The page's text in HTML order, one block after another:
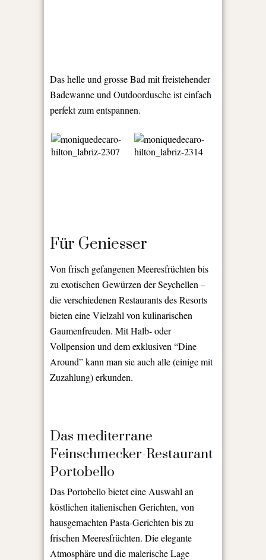
Das helle und grosse Bad mit freistehender
Badewanne und Outdoordusche ist einfach
perfekt zum entspannen.
Für Geniesser
Von frisch gefangenen Meeresfrüchten bis
zu exotischen Gewürzen der Seychellen –
die verschiedenen Restaurants des Resorts
bieten eine Vielzahl von kulinarischen
Gaumenfreuden. Mit Halb- oder
Vollpension und dem exklusiven “Dine
Around” kann man sie auch alle (einige mit
Zuzahlung) erkunden.
Das mediterrane
Feinschmecker-Restaurant
Portobello
Das Portobello bietet eine Auswahl an
köstlichen italienischen Gerichten, von
hausgemachten Pasta-Gerichten bis zu
frischen Meeresfrüchten. Die elegante
Atmosphäre und die malerische Lage